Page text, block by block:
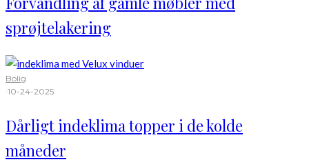
sprøjtelakering
Bolig
·10-24-2025
Dårligt indeklima topper i de kolde
måneder